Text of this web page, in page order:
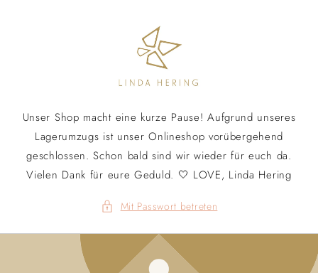
Unser Shop macht eine kurze Pause! Aufgrund unseres
Lagerumzugs ist unser Onlineshop vorübergehend
geschlossen. Schon bald sind wir wieder für euch da.
Vielen Dank für eure Geduld. 🤍 LOVE, Linda Hering
Mit Passwort betreten